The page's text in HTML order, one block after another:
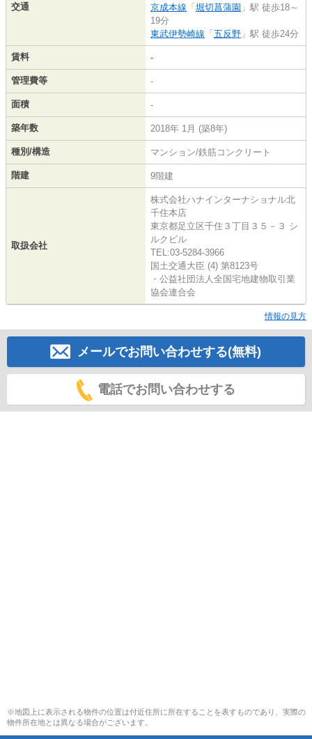
交通
京成本線 「堀切菖蒲園 」駅 徒歩18～
19分
東武伊勢崎線 「五反野 」駅 徒歩24分
賃料 -
管理費等 -
面積 -
築年数 2018年 1月 (築8年)
種別/構造 マンション/鉄筋コンクリート
階建 9階建
取扱会社
株式会社ハナインターナショナル北
千住本店
東京都足立区千住３丁目３５－３ シ
ルクビル
TEL:03-5284-3966
国土交通大臣 (4) 第8123号
・公益社団法人全国宅地建物取引業
協会連合会
情報の見方
メールでお問い合わせする(無料)
電話でお問い合わせする
※地図上に表示される物件の位置は付近住所に所在することを表すものであり、実際の
物件所在地とは異なる場合がございます。